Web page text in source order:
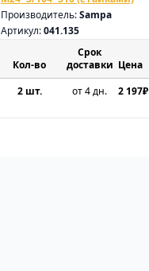
Производитель:Sampa
Артикул:041.135
Срок
доставки Цена
2 шт. от 4 дн. 2 197₽